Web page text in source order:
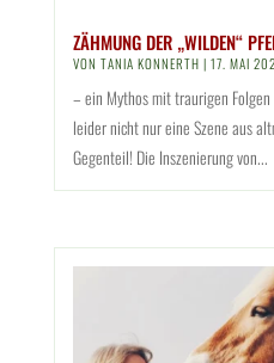
ZÄHMUNG DER „WILDEN“
VON TANIA KONNERTH | 17. MAI
– ein Mythos mit traurigen
leider nicht nur eine Szene aus
Gegenteil! Die Inszenierung von...